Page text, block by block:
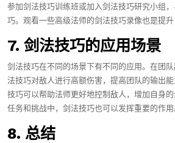
参加剑法技巧训练班或加入剑法技巧研究小组
巧。观看一些高级法师的剑法技巧录像也是提升
7. 剑法技巧的应用场景
剑法技巧在不同的场景下有不同的应用。在团
法技巧对敌人进行高额伤害，提高团队的输出
技巧可以帮助法师更好地控制敌人，增加自身
任务和挑战中，剑法技巧也可以发挥重要的作用
8. 总结